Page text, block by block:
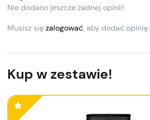
Nie dodano jeszcze żadnej opinii!
Musisz sięzalogować, aby dodać opinię.
Kup w zestawie!